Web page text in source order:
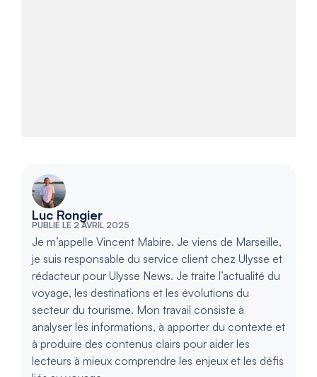
Luc Rongier
PUBLIÉ LE 2 AVRIL 2025
Je m’appelle Vincent Mabire. Je viens de Marseille,
je suis responsable du service client chez Ulysse et
rédacteur pour Ulysse News. Je traite l’actualité du
voyage, les destinations et les évolutions du
secteur du tourisme. Mon travail consiste à
analyser les informations, à apporter du contexte et
à produire des contenus clairs pour aider les
lecteurs à mieux comprendre les enjeux et les défis